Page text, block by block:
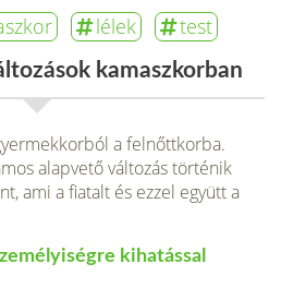
lélek test
kamaszkorban
a felnőttkorba.
alapvető változás történik
ami a fiatalt és ezzel együtt a
kihatással